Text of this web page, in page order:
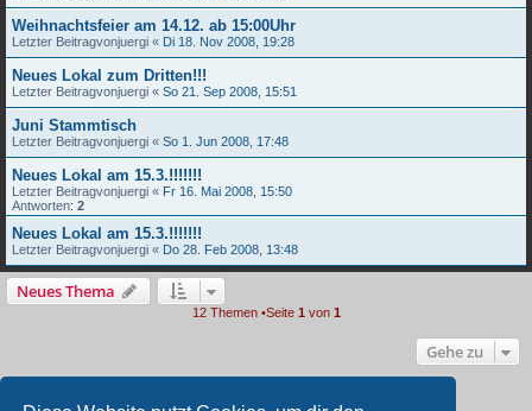
Weihnachtsfeier am 14.12. ab 15:00Uhr
Letzter Beitragvonjuergi « Di 18. Nov 2008, 19:28
Neues Lokal zum Dritten!!!
Letzter Beitragvonjuergi « So 21. Sep 2008, 15:51
Juni Stammtisch
Letzter Beitragvonjuergi « So 1. Jun 2008, 17:48
Neues Lokal am 15.3.!!!!!!!
Letzter Beitragvonjuergi « Fr 16. Mai 2008, 15:50
Antworten: 2
Neues Lokal am 15.3.!!!!!!!
Letzter Beitragvonjuergi « Do 28. Feb 2008, 13:48
Neues Thema
12 Themen •Seite 1 von 1
Gehe zu
BERECHTIGUNGEN IN DIESEM FORUM